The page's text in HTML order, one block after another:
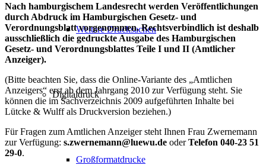
Weitere Drucksachen
Digitaldruck
Großformatdrucke
Nach hamburgischem Landesrecht werden Veröffentlichungen
durch Abdruck im Hamburgischen Gesetz- und
Verordnungsblatt vorgenommen. Rechtsverbindlich ist deshalb
ausschließlich die gedruckte Ausgabe des Hamburgischen
Gesetz- und Verordnungsblattes Teile I und II (Amtlicher
Anzeiger).
(Bitte beachten Sie, dass die Online-Variante des „Amtlichen
Anzeigers“ erst ab dem Jahrgang 2010 zur Verfügung steht. Sie
können die im Sachverzeichnis 2009 aufgeführten Inhalte bei
Lütcke & Wulff als Druckversion beziehen.)
Für Fragen zum Amtlichen Anzeiger steht Ihnen Frau Zwernemann
zur Verfügung: s.zwernemann@luewu.de oderTelefon 040-23 51
29-0.